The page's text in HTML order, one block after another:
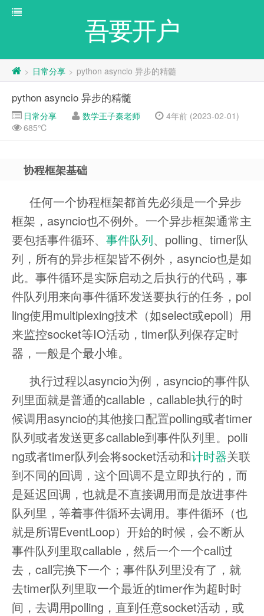
吾要开户
> 日常分享 > python asyncio 异步的精髓
python asyncio 异步的精髓
日常分享 数学王子秦老师
4年前 (2023-02-01)
685℃
协程框架基础
任何一个协程框架都首先必须是一个异步
框架，asyncio也不例外。一个异步框架通常主
要包括事件循环、 事件队列、polling、timer队
列，所有的异步框架皆不例外，asyncio也是如
此。事件循环是实际启动之后执行的代码，事
件队列用来向事件循环发送要执行的任务，pol
ling使用multiplexing技术（如select或epoll）用
来监控socket等IO活动，timer队列保存定时
器，一般是个最小堆。
执行过程以asyncio为例，asyncio的事件队
列里面就是普通的callable，callable执行的时
候调用asyncio的其他接口配置polling或者timer
队列或者发送更多callable到事件队列里。polli
ng或者timer队列会将socket活动和计时器关联
到不同的回调，这个回调不是立即执行的，而
是延迟回调，也就是不直接调用而是放进事件
队列里，等着事件循环去调用。事件循环（也
就是所谓EventLoop）开始的时候，会不断从
事件队列里取callable，然后一个一个call过
去，call完换下一个；事件队列里没有了，就
去timer队列里取一个最近的timer作为超时时
间，去调用polling，直到任意socket活动，或